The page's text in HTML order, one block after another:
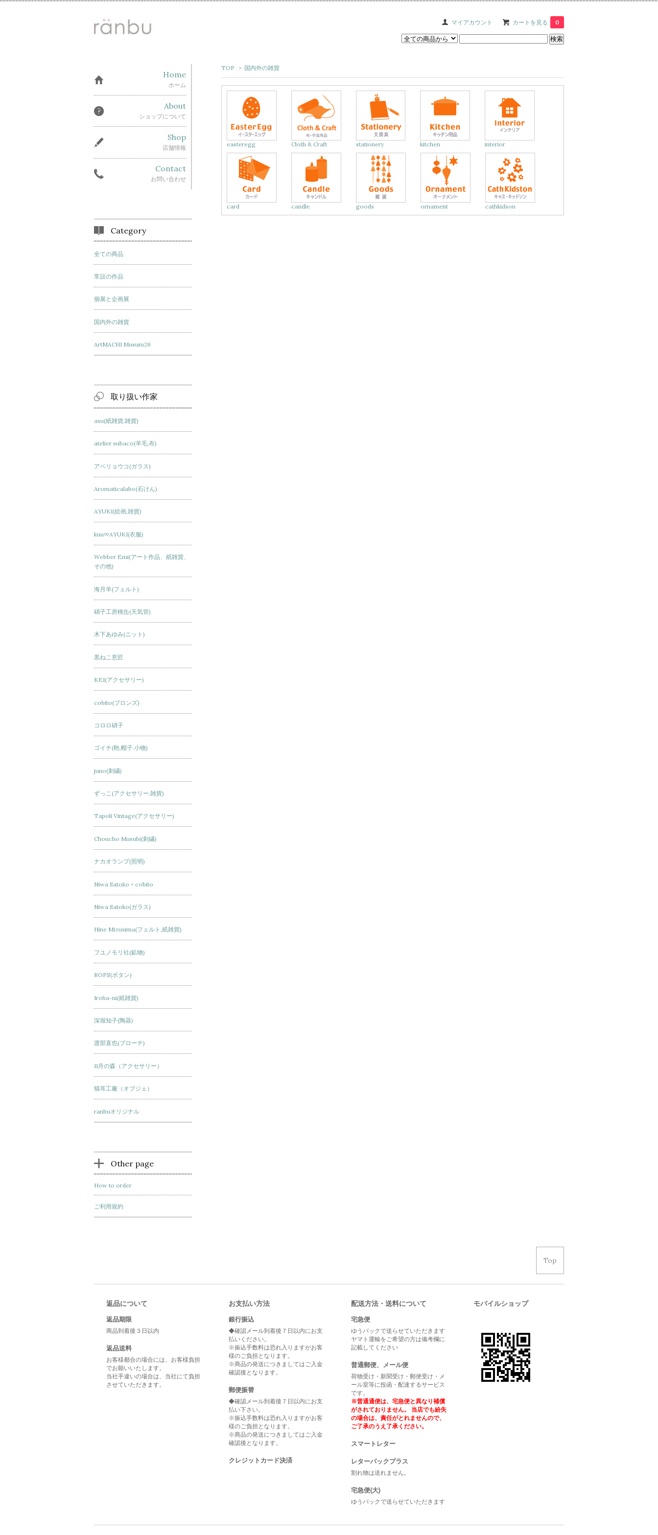
マイアカウント カートを見る 0
TOP > 国内外の雑貨
easteregg Cloth & Craft stationery kitchen interior
card candle goods ornament cathkidson
Home
ホーム
About
ショップについて
Shop
店舗情報
Contact
お問い合わせ
Category
全ての商品
常設の作品
個展と企画展
国内外の雑貨
ArtMACHI Musum26
取り扱い作家
asu(紙雑貨,雑貨)
atelier subaco(羊毛,布)
アベリョウコ(ガラス)
Aromaticalabo(石けん)
AYUKI(絵画,雑貨)
kuu∞AYUKI(衣服)
Webber Emi(アート作品、紙雑貨、
その他)
海月羊(フェルト)
硝子工房桃缶(天気管)
木下あゆみ(ニット)
黒ねこ意匠
KEI(アクセサリー)
cobito(ブロンズ)
コロロ硝子
ゴイチ(鞄,帽子.小物)
juno(刺繍)
ずっこ(アクセサリー,雑貨)
Tapoli Vintage(アクセサリー)
Choucho Musubi(刺繍)
ナカオランプ(照明)
Niwa Satoko × cobito
Niwa Satoko(ガラス)
Hine Mizusima(フェルト,紙雑貨)
フユノモリ社(鉱物)
ROPS(ボタン)
Iroha-ni(紙雑貨)
深堀知子(陶器)
渡部直也(ブローチ)
11月の森（アクセサリー）
猫耳工廠（オブジェ）
ranbuオリジナル
Other page
How to order
ご利用規約
Top
返品について
返品期限
商品到着後３日以内
返品送料
お客様都合の場合には、お客様負担
でお願いいたします。
当社手違いの場合は、当社にて負担
させていただきます。
お支払い方法
銀行振込
◆確認メール到着後７日以内にお支
払いください。
※振込手数料は恐れ入りますがお客
様のご負担となります。
※商品の発送につきましてはご入金
確認後となります。
郵便振替
◆確認メール到着後７日以内にお支
払い下さい。
※振込手数料は恐れ入りますがお客
様のご負担となります。
※商品の発送につきましてはご入金
確認後となります。
クレジットカード決済
配送方法・送料について
宅急便
ゆうパックで送らせていただきます
ヤマト運輸をご希望の方は備考欄に
記載してください
普通郵便、メール便
荷物受け・新聞受け・郵便受け・メ
ール室等に投函・配達するサービス
です。
※普通通便は、宅急便と異なり補償
がされておりません。 当店でも紛失
の場合は、責任がとれませんので、
ご了承のうえ了承ください。
スマートレター
レターパックプラス
割れ物は送れません。
宅急便(大)
ゆうパックで送らせていただきます
モバイルショップ